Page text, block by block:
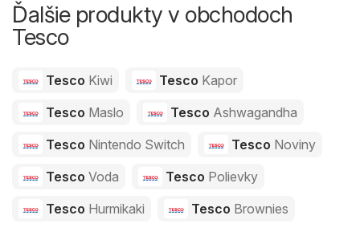
Ďalšie produkty v obchodoch
Tesco
Tesco Kiwi Tesco Kapor
Tesco Maslo Tesco Ashwagandha
Tesco Nintendo Switch Tesco Noviny
Tesco Voda Tesco Polievky
Tesco Hurmikaki Tesco Brownies